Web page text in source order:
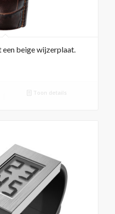
beige wijzerplaat.
Toon details